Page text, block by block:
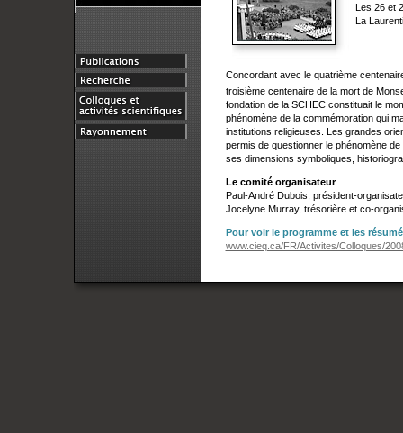
Les 26 et
La
Concordant avec le quatrième
troisième centenaire de la mort de
fondation de la SCHEC constituait le
phénomène de la commémoration qui
institutions religieuses. Les grandes
permis de questionner le phénomène
ses dimensions symboliques,
Le comité organisateur
Paul-André Dubois, président-
Jocelyne Murray, trésorière et co-
Pour voir le programme et les
www.cieq.ca/FR/Activites/Colloques/